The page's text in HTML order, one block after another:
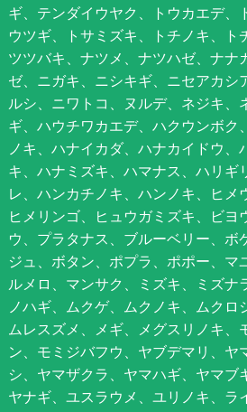
ギ、テンダイウヤク、トウカエデ、
ウツギ、トサミズキ、トチノキ、ト
ツツバキ、ナツメ、ナツハゼ、ナナ
ゼ、ニガキ、ニシキギ、ニセアカシ
ルシ、ニワトコ、ヌルデ、ネジキ、
ギ、ハウチワカエデ、ハクウンボク
ノキ、ハナイカダ、ハナカイドウ、
キ、ハナミズキ、ハマナス、ハリギ
レ、ハンカチノキ、ハンノキ、ヒメ
ヒメリンゴ、ヒュウガミズキ、ビヨ
ウ、プラタナス、ブルーベリー、ボ
ジュ、ボタン、ポプラ、ポポー、マ
ルメロ、マンサク、ミズキ、ミズナ
ノハギ、ムクゲ、ムクノキ、ムクロ
ムレスズメ、メギ、メグスリノキ、
ン、モミジバフウ、ヤブデマリ、ヤ
シ、ヤマザクラ、ヤマハギ、ヤマブ
ヤナギ、ユスラウメ、ユリノキ、ラ